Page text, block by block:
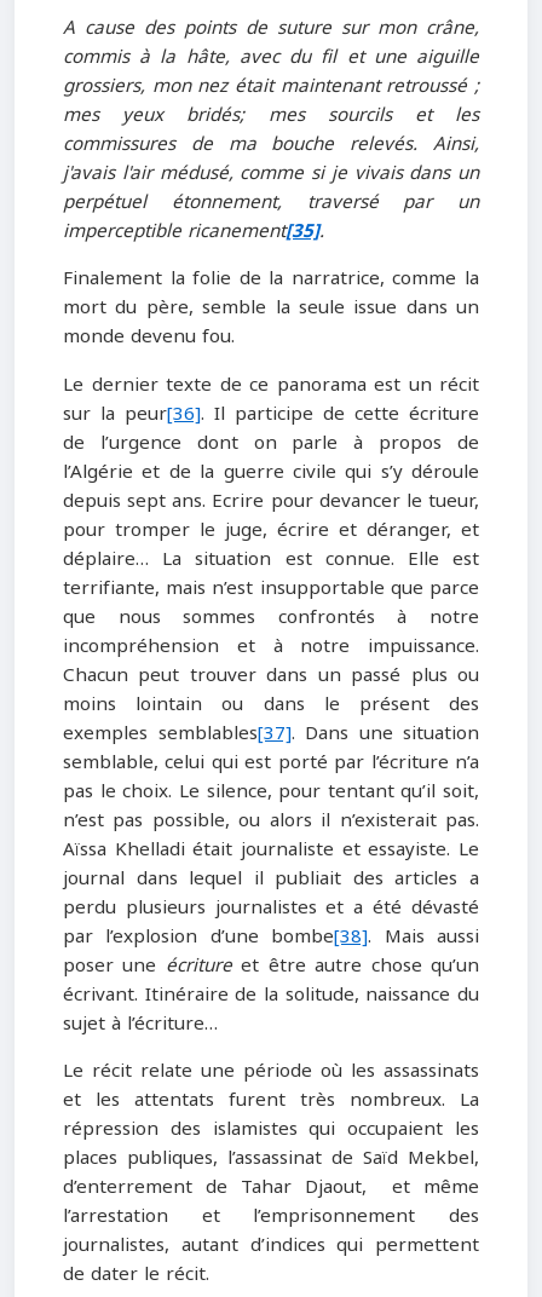
A cause des points de suture sur mon crâne,
commis à la hâte, avec du fil et une aiguille
grossiers, mon nez était maintenant retroussé ;
mes yeux bridés; mes sourcils et les
commissures de ma bouche relevés. Ainsi,
j'avais l'air médusé, comme si je vivais dans un
perpétuel étonnement, traversé par un
imperceptible ricanement[35].
Finalement la folie de la narratrice, comme la
mort du père, semble la seule issue dans un
monde devenu fou.
Le dernier texte de ce panorama est un récit
sur la peur[36]. Il participe de cette écriture
de l’urgence dont on parle à propos de
l’Algérie et de la guerre civile qui s’y déroule
depuis sept ans. Ecrire pour devancer le tueur,
pour tromper le juge, écrire et déranger, et
déplaire… La situation est connue. Elle est
terrifiante, mais n’est insupportable que parce
que nous sommes confrontés à notre
incompréhension et à notre impuissance.
Chacun peut trouver dans un passé plus ou
moins lointain ou dans le présent des
exemples semblables[37]. Dans une situation
semblable, celui qui est porté par l’écriture n’a
pas le choix. Le silence, pour tentant qu’il soit,
n’est pas possible, ou alors il n’existerait pas.
Aïssa Khelladi était journaliste et essayiste. Le
journal dans lequel il publiait des articles a
perdu plusieurs journalistes et a été dévasté
par l’explosion d’une bombe[38]. Mais aussi
poser une écritureet être autre chose qu’un
écrivant. Itinéraire de la solitude, naissance du
sujet à l’écriture…
Le récit relate une période où les assassinats
et les attentats furent très nombreux. La
répression des islamistes qui occupaient les
places publiques, l’assassinat de Saïd Mekbel,
d’enterrement de Tahar Djaout, et même
l’arrestation et l’emprisonnement des
journalistes, autant d’indices qui permettent
de dater le récit.